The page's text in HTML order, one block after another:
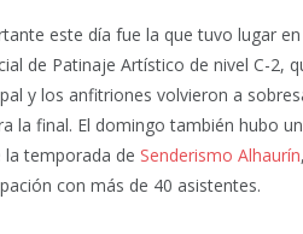
este día fue la que tuvo lugar
de Patinaje Artístico de nivel C-2,
y los anfitriones volvieron a
la final. El domingo también hubo
la temporada de Senderismo Alhaurín
con más de 40 asistentes.